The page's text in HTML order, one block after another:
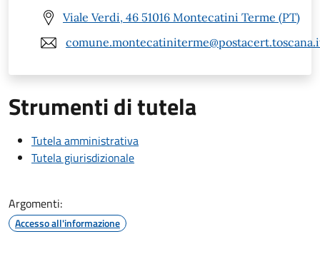
Viale Verdi, 46 51016 Montecatini Terme (PT)
Strumenti di tutela
Tutela amministrativa
Tutela giurisdizionale
Argomenti:
Accesso all'informazione